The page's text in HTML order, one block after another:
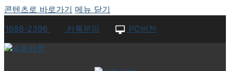
콘텐츠로 바로가기 메뉴 닫기
1688-2396
카톡문의 PC버전